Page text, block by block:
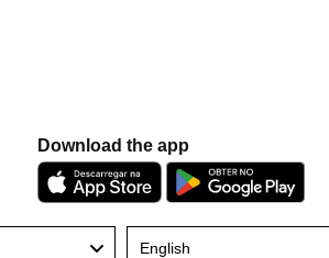
Download the app
English